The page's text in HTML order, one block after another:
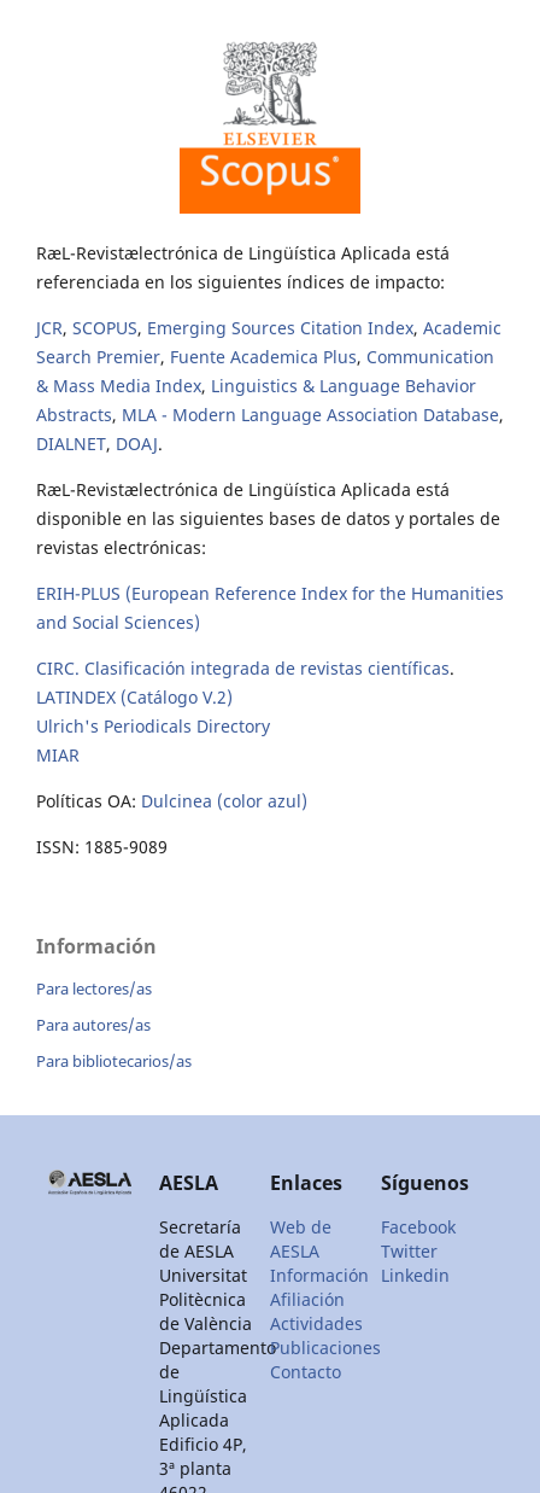
RæL-Revistælectrónica de Lingüística Aplicada está
referenciada en los siguientes índices de impacto:
JCR, SCOPUS, Emerging Sources Citation Index, Academic
Search Premier, Fuente Academica Plus, Communication
& Mass Media Index, Linguistics & Language Behavior
Abstracts, MLA - Modern Language Association Database,
DIALNET, DOAJ.
RæL-Revistælectrónica de Lingüística Aplicada está
disponible en las siguientes bases de datos y portales de
revistas electrónicas:
ERIH-PLUS (European Reference Index for the Humanities
and Social Sciences)
CIRC. Clasificación integrada de revistas científicas.
LATINDEX (Catálogo V.2)
Ulrich's Periodicals Directory
MIAR
Políticas OA: Dulcinea (color azul)
ISSN: 1885-9089
Información
Para lectores/as
Para autores/as
Para bibliotecarios/as
AESLA
Secretaría
de AESLA
Universitat
Politècnica
de València
Departamento
de
Lingüística
Aplicada
Edificio 4P,
3ª planta
Enlaces
Web de
AESLA
Información
Afiliación
Actividades
Publicaciones
Contacto
Síguenos
Facebook
Twitter
Linkedin